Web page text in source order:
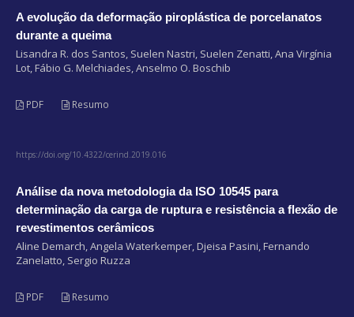
A evolução da deformação piroplástica de porcelanatos
durante a queima
Lisandra R. dos Santos, Suelen Nastri, Suelen Zenatti, Ana Virgínia
Lot, Fábio G. Melchiades, Anselmo O. Boschib
PDF Resumo
https://doi.org/10.4322/cerind.2019.016
Análise da nova metodologia da ISO 10545 para
determinação da carga de ruptura e resistência a flexão de
revestimentos cerâmicos
Aline Demarch, Angela Waterkemper, Djeisa Pasini, Fernando
Zanelatto, Sergio Ruzza
PDF Resumo